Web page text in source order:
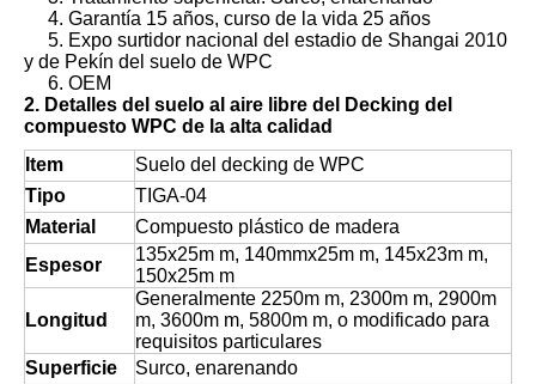
4. Garantía 15 años, curso de la vida 25 años
5. Expo surtidor nacional del estadio de Shangai 2010
y de Pekín del suelo de WPC
6. OEM
2. Detalles del suelo al aire libre del Decking del
compuesto WPC de la alta calidad
Item
Suelo del decking de WPC
Tipo
TIGA-04
Material
Compuesto plástico de madera
Espesor
135x25m m, 140mmx25m m, 145x23m m,
150x25m m
Longitud
Generalmente 2250m m, 2300m m, 2900m
m, 3600m m, 5800m m, o modificado para
requisitos particulares
Superficie
Surco, enarenando